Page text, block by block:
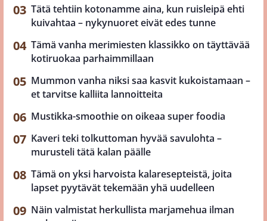
Tätä tehtiin kotonamme aina, kun ruisleipä ehti
kuivahtaa – nykynuoret eivät edes tunne
Tämä vanha merimiesten klassikko on täyttävää
kotiruokaa parhaimmillaan
Mummon vanha niksi saa kasvit kukoistamaan –
et tarvitse kalliita lannoitteita
Mustikka-smoothie on oikeaa super foodia
Kaveri teki tolkuttoman hyvää savulohta –
murusteli tätä kalan päälle
Tämä on yksi harvoista kalaresepteistä, joita
lapset pyytävät tekemään yhä uudelleen
Näin valmistat herkullista marjamehua ilman